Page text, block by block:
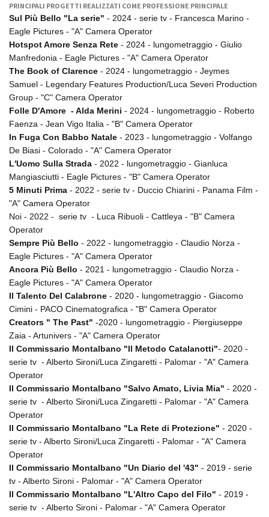
SERVIZI
Servizi generali
Location scouting
Spazi nella sede FCTP
Sala Casting
Sala Paolo Tenna
FILM FUNDS
Piemonte Film Tv Fund
Piemonte Film Tv
Development Fund
Piemonte Doc Film Fund
Short Film Fund
PRODUCTION GUIDE
Società di produzione
Strutture di servizio
Professionisti
Attrici-Attori
Beginners
LOCATION GUIDE
FILM DATABASE
BOOK DATABASE
NEWS
CASTING
International Film Festival
Rotterdam
Berlinale Internationalen
Filmfestspiele Berlin
Festival de Cannes
Biografilm Festival - Bio to B
Industry Days
Mostra Internazionale d’Arte
Cinematografica Venezia
Toronto International Film
Festival
Festa del Cinema di Roma
Torino Film Festival
David di Donatello
Premio Solinas
STRUMENTI
Location - Accedi al tuo
profilo
Location - Nuovo utente
Newsletter
Lavora con noi
Stage - Tirocini - Scuola e
Lavoro
Elenco Operatori Economici
Amministrazione trasparente
Bandi e gare
Contatti
PRINCIPALI PROGETTI REALIZZATI COME PROFESSIONE PRINCIPALE
Sul Più Bello "La serie" - 2024 - serie tv - Francesca Marino -
Eagle Pictures - "A" Camera Operator
Hotspot Amore Senza Rete - 2024 - lungometraggio - Giulio
Manfredonia - Eagle Pictures - "A" Camera Operator
The Book of Clarence - 2024 - lungometraggio - Jeymes
Samuel - Legendary Features Production/Luca Severi Production
Group - "C" Camera Operator
Folle D'Amore - Alda Merini - 2024 - lungometraggio - Roberto
Faenza - Jean Vigo Italia - "B" Camera Operator
In Fuga Con Babbo Natale - 2023 - lungometraggio - Volfango
De Biasi - Colorado - "A" Camera Operator
L'Uomo Sulla Strada - 2022 - lungometraggio - Gianluca
Mangiasciutti - Eagle Pictures - "B" Camera Operator
5 Minuti Prima - 2022 - serie tv - Duccio Chiarini - Panama Film -
"A" Camera Operator
Noi - 2022 - serie tv - Luca Ribuoli - Cattleya - "B" Camera
Operator
Sempre Più Bello - 2022 - lungometraggio - Claudio Norza -
Eagle Pictures - "A" Camera Operator
Ancora Più Bello - 2021 - lungometraggio - Claudio Norza -
Eagle Pictures - "A" Camera Operator
Il Talento Del Calabrone - 2020 - lungometraggio - Giacomo
Cimini - PACO Cinematografica - "B" Camera Operator
Creators " The Past" -2020 - lungometraggio - Piergiuseppe
Zaia - Artunivers - "A" Camera Operator
Il Commissario Montalbano "Il Metodo Catalanotti"- 2020 -
serie tv - Alberto Sironi/Luca Zingaretti - Palomar - "A" Camera
Operator
Il Commissario Montalbano "Salvo Amato, Livia Mia" - 2020 -
serie tv - Alberto Sironi/Luca Zingaretti - Palomar - "A" Camera
Operator
Il Commissario Montalbano "La Rete di Protezione" - 2020 -
serie tv - Alberto Sironi/Luca Zingaretti - Palomar - "A" Camera
Operator
Il Commissario Montalbano "Un Diario del '43" - 2019 - serie
tv - Alberto Sironi - Palomar - "A" Camera Operator
Il Commissario Montalbano "L'Altro Capo del Filo" - 2019 -
serie tv - Alberto Sironi - Palomar - "A" Camera Operator